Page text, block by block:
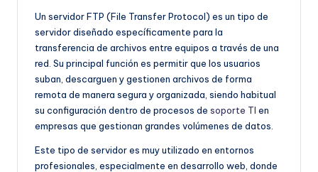
Un servidor FTP (File Transfer Protocol) es un tipo de
servidor diseñado específicamente para la
transferencia de archivos entre equipos a través de una
red. Su principal función es permitir que los usuarios
suban, descarguen y gestionen archivos de forma
remota de manera segura y organizada, siendo habitual
su configuración dentro de procesos de soporte TI en
empresas que gestionan grandes volúmenes de datos.
Este tipo de servidor es muy utilizado en entornos
profesionales, especialmente en desarrollo web, donde